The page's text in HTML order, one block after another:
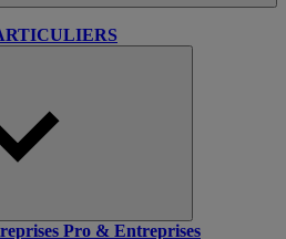
Pro & Entreprises